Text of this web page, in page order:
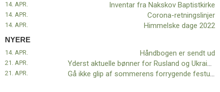
Inventar
fra
Nakskov
Baptistkirke
14. APR. Inventar fra Nakskov Baptistkirke
14. APR. Corona-retningslinjer
14. APR. Himmelske dage 2022
NYERE
Håndbogen er sendt ud
14. APR.
Yderst aktuelle bønner for Rusland og Ukraine
21. APR.
Gå ikke glip af sommerens forrygende festuge på Lindenborg
21. APR.